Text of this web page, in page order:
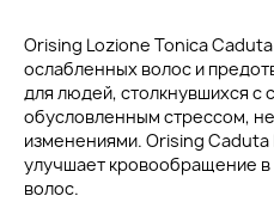
Orising Lozione Tonica
ослабленных волос и
для людей, столкнувшихся с
обусловленным стрессом,
изменениями. Orising Caduta
улучшает кровообращение в
волос.